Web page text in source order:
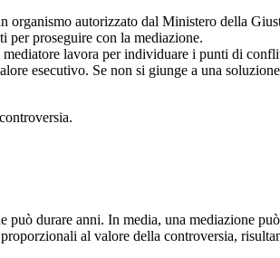
organismo autorizzato dal Ministero della
per proseguire con la mediazione.
lavora per individuare i punti di
esecutivo. Se non si giunge a una
durare anni. In media, una mediazione
al valore della controversia,